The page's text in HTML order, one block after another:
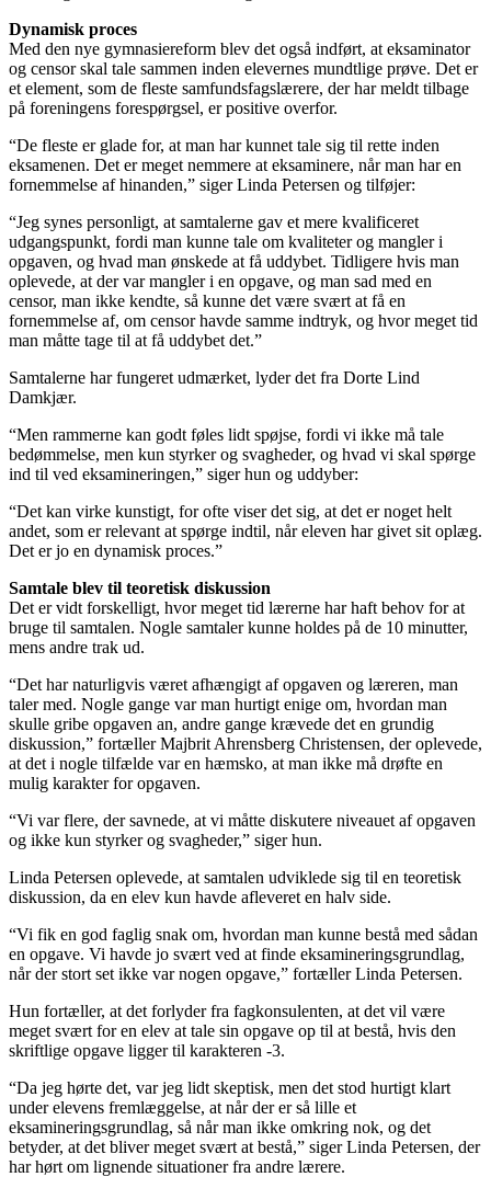
Dynamisk proces
Med den nye gymnasiereform blev det også indført, at eksaminator
og censor skal tale sammen inden elevernes mundtlige prøve. Det er
et element, som de fleste samfundsfagslærere, der har meldt tilbage
på foreningens forespørgsel, er positive overfor.
“De fleste er glade for, at man har kunnet tale sig til rette inden
eksamenen. Det er meget nemmere at eksaminere, når man har en
fornemmelse af hinanden,” siger Linda Petersen og tilføjer:
“Jeg synes personligt, at samtalerne gav et mere kvalificeret
udgangspunkt, fordi man kunne tale om kvaliteter og mangler i
opgaven, og hvad man ønskede at få uddybet. Tidligere hvis man
oplevede, at der var mangler i en opgave, og man sad med en
censor, man ikke kendte, så kunne det være svært at få en
fornemmelse af, om censor havde samme indtryk, og hvor meget tid
man måtte tage til at få uddybet det.”
Samtalerne har fungeret udmærket, lyder det fra Dorte Lind
Damkjær.
“Men rammerne kan godt føles lidt spøjse, fordi vi ikke må tale
bedømmelse, men kun styrker og svagheder, og hvad vi skal spørge
ind til ved eksamineringen,” siger hun og uddyber:
“Det kan virke kunstigt, for ofte viser det sig, at det er noget helt
andet, som er relevant at spørge indtil, når eleven har givet sit oplæg.
Det er jo en dynamisk proces.”
Samtale blev til teoretisk diskussion
Det er vidt forskelligt, hvor meget tid lærerne har haft behov for at
bruge til samtalen. Nogle samtaler kunne holdes på de 10 minutter,
mens andre trak ud.
“Det har naturligvis været afhængigt af opgaven og læreren, man
taler med. Nogle gange var man hurtigt enige om, hvordan man
skulle gribe opgaven an, andre gange krævede det en grundig
diskussion,” fortæller Majbrit Ahrensberg Christensen, der oplevede,
at det i nogle tilfælde var en hæmsko, at man ikke må drøfte en
mulig karakter for opgaven.
“Vi var flere, der savnede, at vi måtte diskutere niveauet af opgaven
og ikke kun styrker og svagheder,” siger hun.
Linda Petersen oplevede, at samtalen udviklede sig til en teoretisk
diskussion, da en elev kun havde afleveret en halv side.
“Vi fik en god faglig snak om, hvordan man kunne bestå med sådan
en opgave. Vi havde jo svært ved at finde eksamineringsgrundlag,
når der stort set ikke var nogen opgave,” fortæller Linda Petersen.
Hun fortæller, at det forlyder fra fagkonsulenten, at det vil være
meget svært for en elev at tale sin opgave op til at bestå, hvis den
skriftlige opgave ligger til karakteren -3.
“Da jeg hørte det, var jeg lidt skeptisk, men det stod hurtigt klart
under elevens fremlæggelse, at når der er så lille et
eksamineringsgrundlag, så når man ikke omkring nok, og det
betyder, at det bliver meget svært at bestå,” siger Linda Petersen, der
har hørt om lignende situationer fra andre lærere.